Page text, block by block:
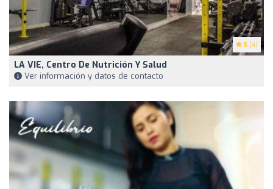
5 (4)
LA VIE, Centro De Nutrición Y Salud
Ver información y datos de contacto